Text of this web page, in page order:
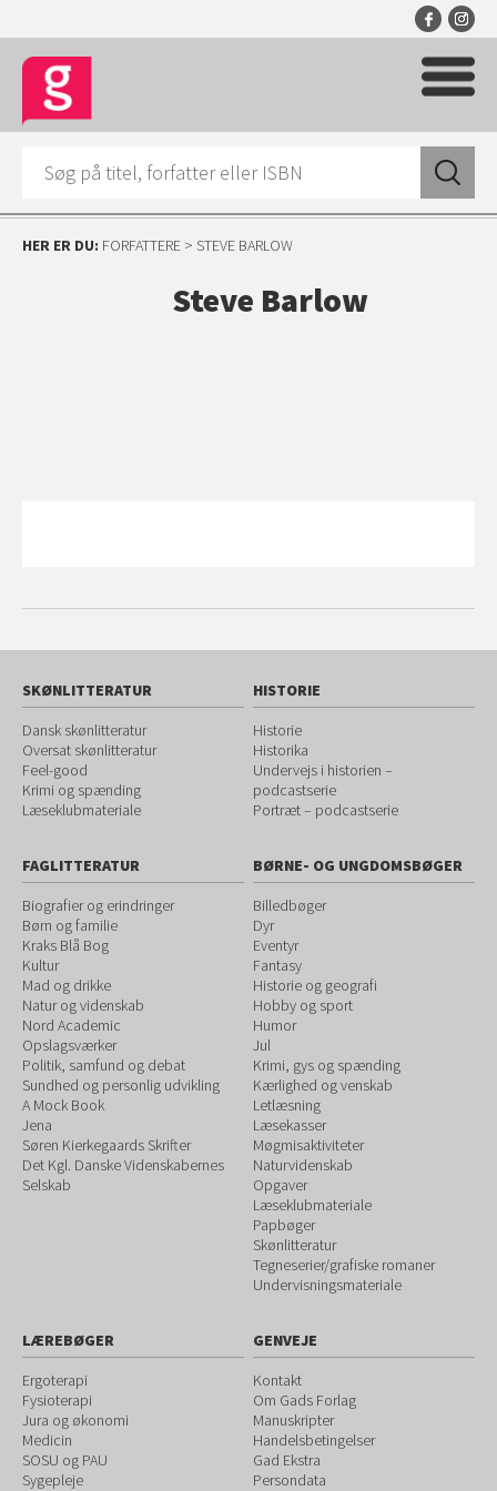
HER ER DU: FORFATTERE > STEVE BARLOW
Steve Barlow
SKØNLITTERATUR
Dansk skønlitteratur
Oversat skønlitteratur
Feel-good
Krimi og spænding
Læseklubmateriale
HISTORIE
Historie
Historika
Undervejs i historien –
podcastserie
Portræt – podcastserie
FAGLITTERATUR
Biografier og erindringer
Børn og familie
Kraks Blå Bog
Kultur
Mad og drikke
Natur og videnskab
Nord Academic
Opslagsværker
Politik, samfund og debat
Sundhed og personlig udvikling
A Mock Book
Jena
Søren Kierkegaards Skrifter
Det Kgl. Danske Videnskabernes
Selskab
BØRNE- OG UNGDOMSBØGER
Billedbøger
Dyr
Eventyr
Fantasy
Historie og geografi
Hobby og sport
Humor
Jul
Krimi, gys og spænding
Kærlighed og venskab
Letlæsning
Læsekasser
Møgmisaktiviteter
Naturvidenskab
Opgaver
Læseklubmateriale
Papbøger
Skønlitteratur
Tegneserier/grafiske romaner
Undervisningsmateriale
LÆREBØGER
Ergoterapi
Fysioterapi
Jura og økonomi
Medicin
SOSU og PAU
Sygepleje
GENVEJE
Kontakt
Om Gads Forlag
Manuskripter
Handelsbetingelser
Gad Ekstra
Persondata